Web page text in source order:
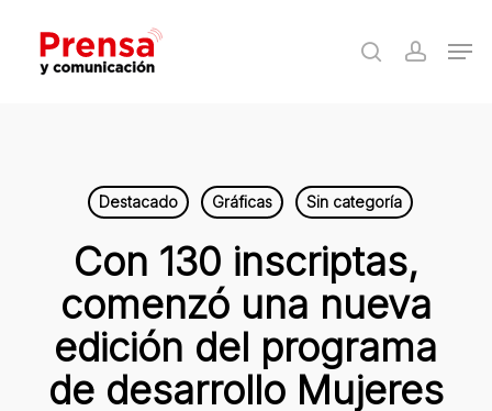
main
search
Destacado Gráficas Sin categoría
Con 130 inscriptas,
comenzó una nueva
edición del programa
de desarrollo Mujeres